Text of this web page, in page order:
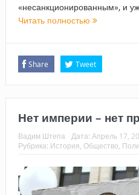
«несанкционированным», и
Читать полностью
Share Tweet
Нет империи – нет
Вадим Штепа Дата: Апрель 17,
Рубрика: История Общество